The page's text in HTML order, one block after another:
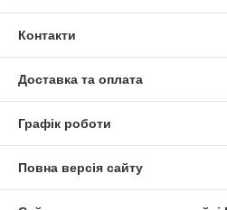
Контакти
Доставка та оплата
Графік роботи
Повна версія сайту